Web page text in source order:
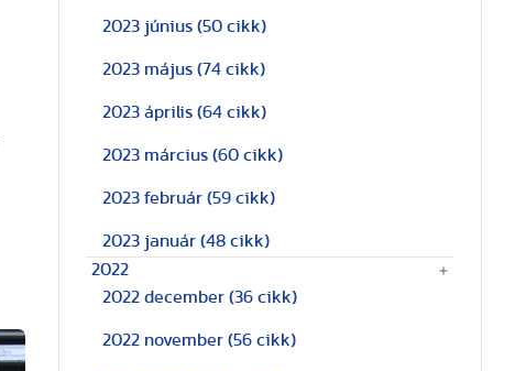
2023 június (50 cikk)
2023 május (74 cikk)
2023 április (64 cikk)
2023 március (60 cikk)
2023 február (59 cikk)
2023 január (48 cikk)
2022
2022 december (36 cikk)
2022 november (56 cikk)